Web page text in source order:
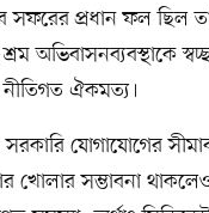
সফরের প্রধান ফল ছিল
অভিবাসনব্যবস্থাকে
ঐকমত্য।
যোগাযোগের
খোলার সম্ভাবনা